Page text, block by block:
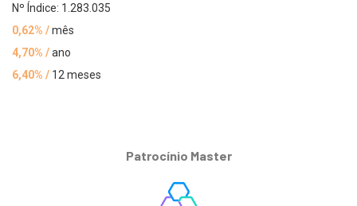
Nº Índice: 1.283.035
0,62% /mês
4,70% /ano
6,40% / 12 meses
Patrocínio Master